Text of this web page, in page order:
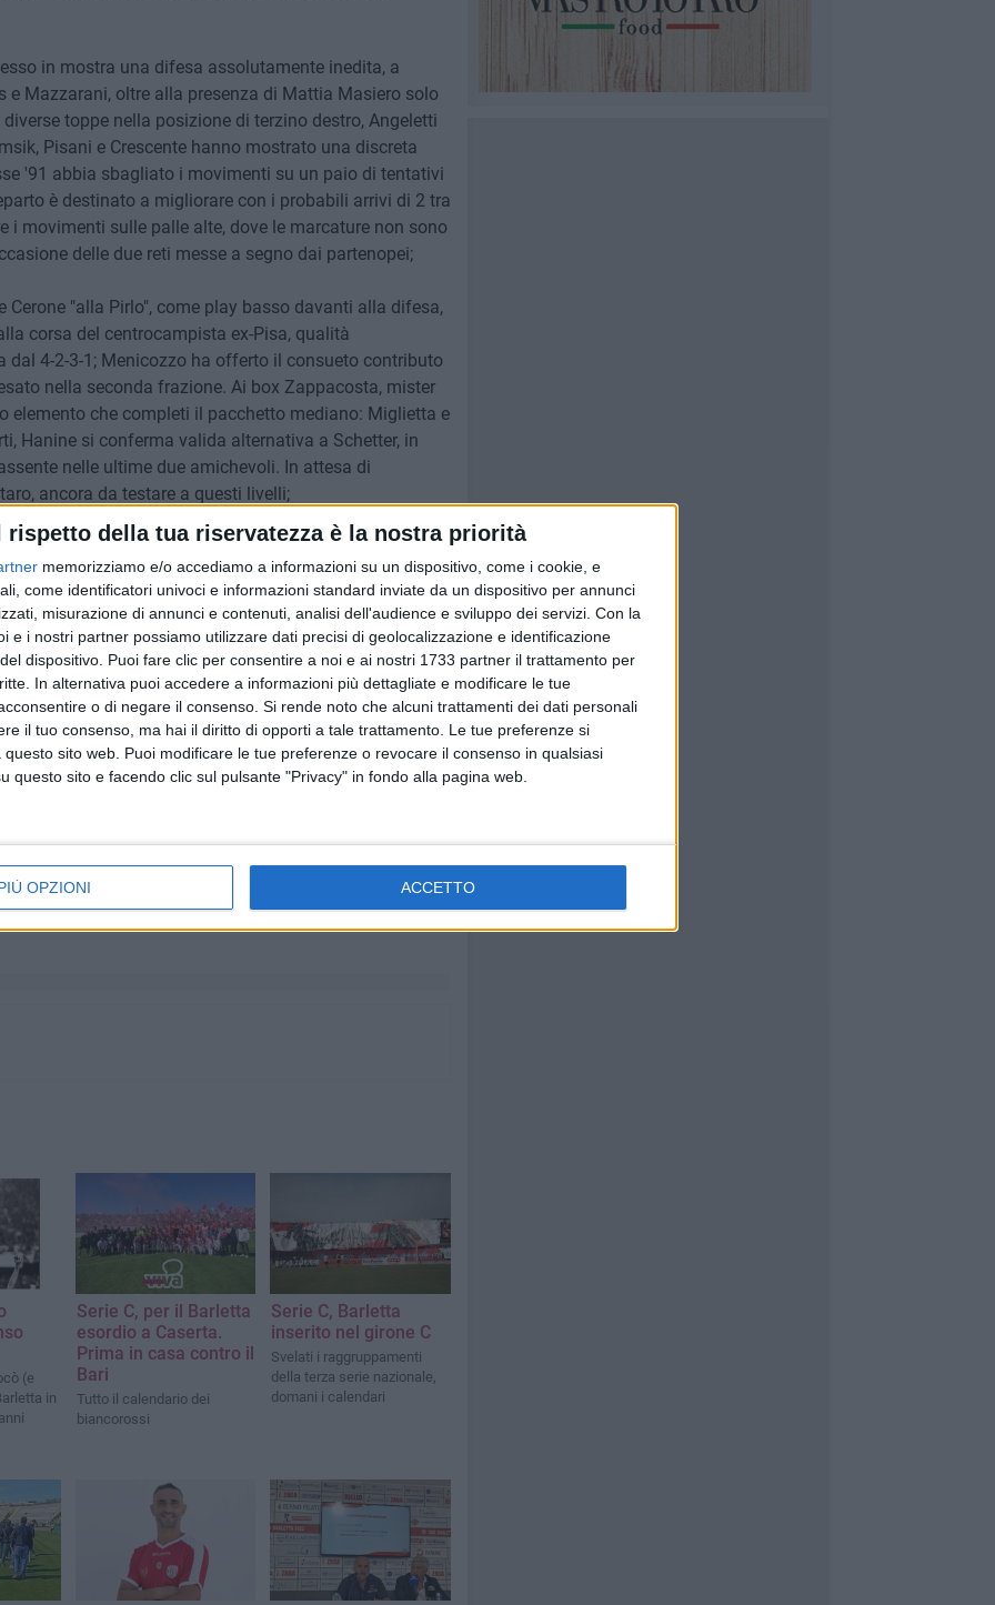
rispetto della tua riservatezza è la nostra priorità
memorizziamo e/o accediamo a informazioni su un dispositivo, come i cookie, e
come identificatori univoci e informazioni standard inviate da un dispositivo per annunci
misurazione di annunci e contenuti, analisi dell'audience e sviluppo dei servizi. Con la
e i nostri partner possiamo utilizzare dati precisi di geolocalizzazione e identificazione
dispositivo. Puoi fare clic per consentire a noi e ai nostri 1733 partner il trattamento per
In alternativa puoi accedere a informazioni più dettagliate e modificare le tue
o di negare il consenso. Si rende noto che alcuni trattamenti dei dati personali
il tuo consenso, ma hai il diritto di opporti a tale trattamento. Le tue preferenze si
sito web. Puoi modificare le tue preferenze o revocare il consenso in qualsiasi
questo sito e facendo clic sul pulsante "Privacy" in fondo alla pagina web.
OPZIONI ACCETTO
in mostra una difesa assolutamente inedita, a
e Mazzarani, oltre alla presenza di Mattia Masiero solo
toppe nella posizione di terzino destro, Angeletti
Pisani e Crescente hanno mostrato una discreta
'91 abbia sbagliato i movimenti su un paio di tentativi
è destinato a migliorare con i probabili arrivi di 2 tra
i movimenti sulle palle alte, dove le marcature non sono
delle due reti messe a segno dai partenopei;
Cerone "alla Pirlo", come play basso davanti alla difesa,
corsa del centrocampista ex-Pisa, qualità
4-2-3-1; Menicozzo ha offerto il consueto contributo
nella seconda frazione. Ai box Zappacosta, mister
elemento che completi il pacchetto mediano: Miglietta e
Hanine si conferma valida alternativa a Schetter, in
nelle ultime due amichevoli. In attesa di
ancora da testare a questi livelli;
un esperto terzino come Gianluca Grava: dai piedi
iniziative della prima frazione. Piccolo passo indietro
Donadel-Cigarini. Di Gennaro è ancora in fase di
fisico possente come il suo. Il più in forma è apparso
e nell'impegnare Colombo in un paio di occasioni,
e di Paolo Cannavaro poi. Poco spazio per
quella in programma oggi: l'arrivo della
I componenti della rosa biancorossa
domani mattina al "Puttilli" per riprendere la
ore 17.00, la squadra affronterà in amichevole la
20:45 di domani è prevista presso il "Cosimo Puttilli"
della tifose
(e
in
Serie C, per il Barletta
esordio a Caserta.
Prima in casa contro il
Bari
Tutto il calendario dei
biancorossi
Serie C, Barletta
inserito nel girone C
Svelati i raggruppamenti
della terza serie nazionale,
domani i calendari